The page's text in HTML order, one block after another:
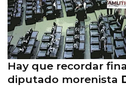
Hay que recordar
diputado morenista